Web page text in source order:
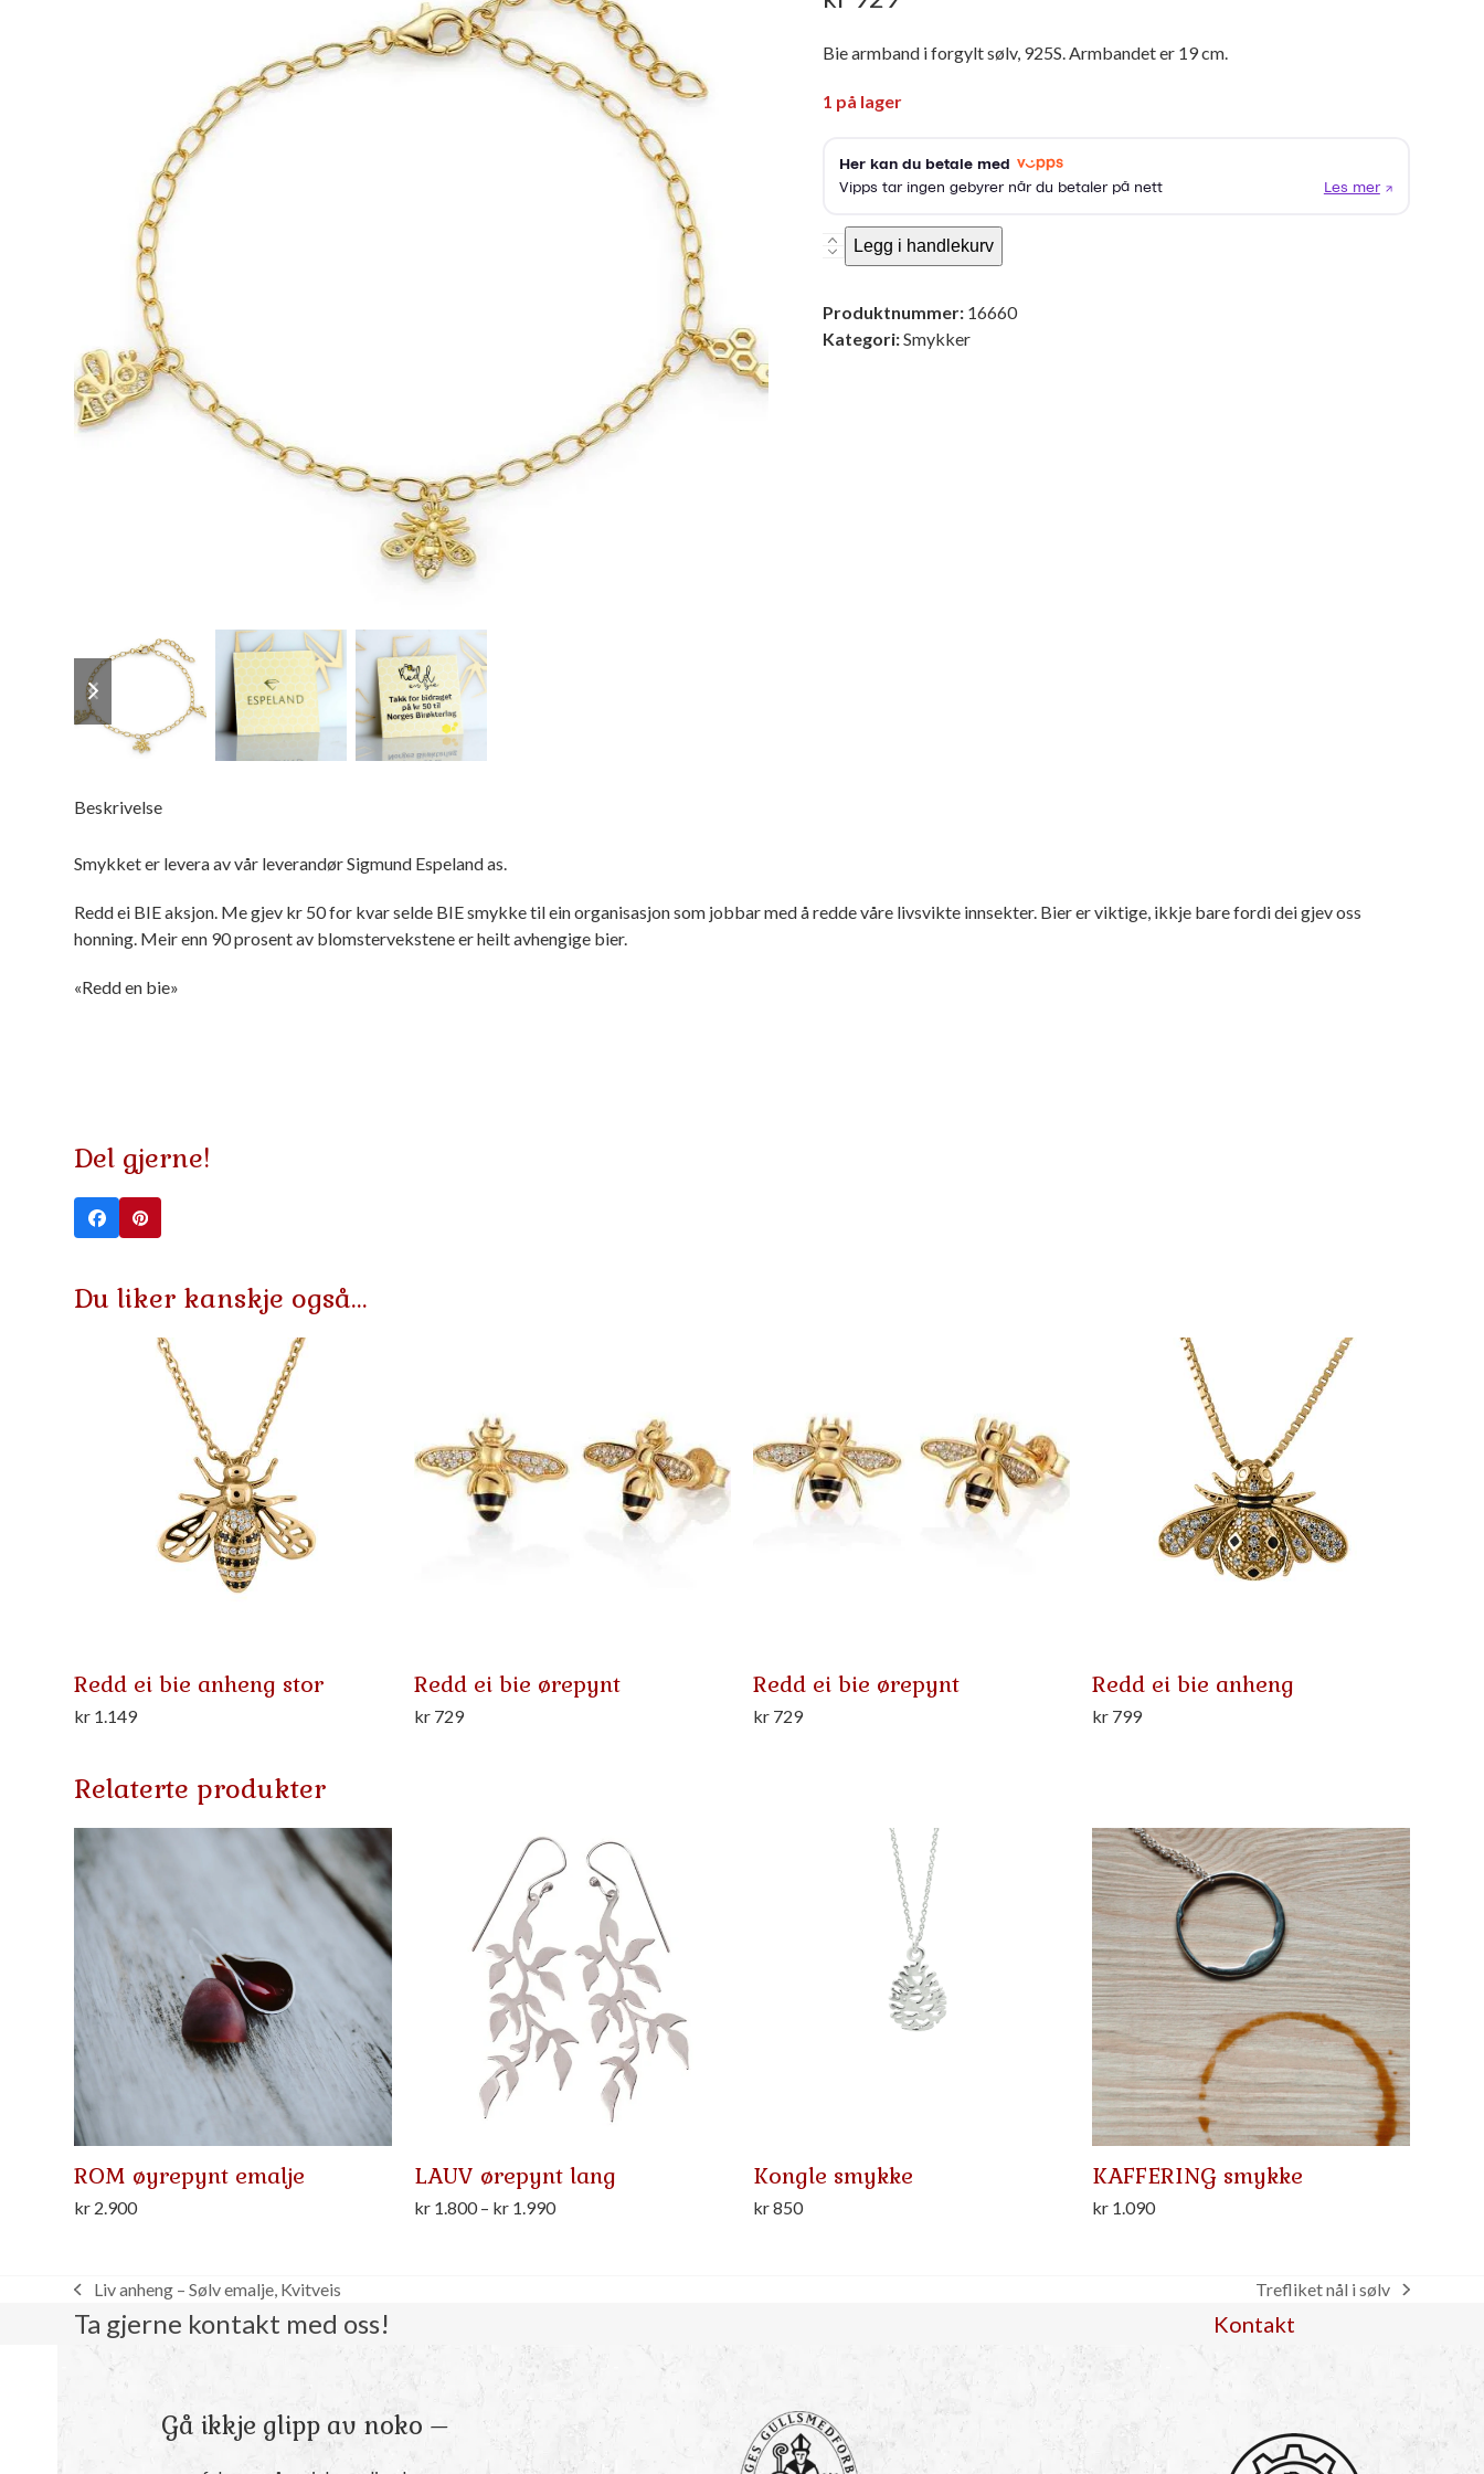
previous
slide
next
slide
Bie armband i forgylt sølv, 925S. Armbandet er 19 cm.
1 på lager
Redd
armband
antall
Legg i handlekurv
Produktnummer: 16660
Kategori:Smykker
Beskrivelse
Smykket er levera av vår leverandør Sigmund Espeland as.
Redd ei BIE aksjon. Me gjev kr 50 for kvar selde BIE smykke til ein organisasjon som jobbar med å redde våre livsvikte innsekter. Bier er viktige, ikkje bare fordi dei gjev oss
honning. Meir enn 90 prosent av blomstervekstene er heilt avhengige bier.
«Redd en bie»
Del gjerne!
Du liker kanskje også…
Redd ei bie anheng stor
kr 1.149
Redd ei bie ørepynt
kr729
Redd ei bie ørepynt
kr729
Redd ei bie anheng
kr 799
Relaterte produkter
ROM øyrepynt emalje
kr 2.900
LAUV ørepynt lang
kr1.800 – kr1.990Prisområde:
Kongle smykke
kr850
KAFFERING smykke
kr 1.090
previous
post:
Liv anheng – Sølv emalje, Kvitveis
next
post:
Trefliket nål i sølv
Ta gjerne kontakt med oss! Kontakt
Gå ikkje glipp av noko –